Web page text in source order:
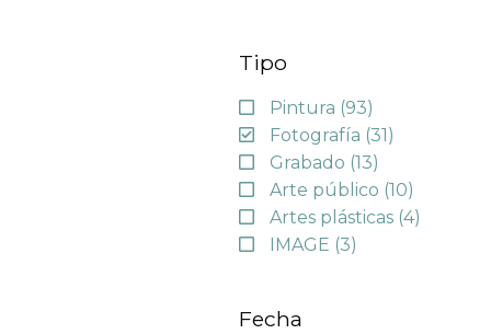
Tipo
Pintura (93)
Fotografía (31)
Grabado (13)
Arte público (10)
Artes plásticas (4)
IMAGE (3)
Fecha